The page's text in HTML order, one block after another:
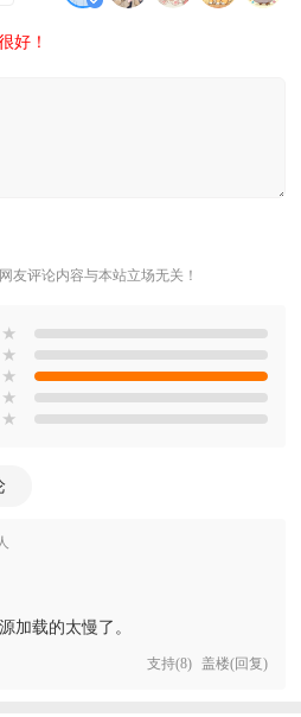
好！
友评论内容与本站立场无关！
★
★
★
★
★
加载的太慢了。
支持(8) 盖楼(回复)